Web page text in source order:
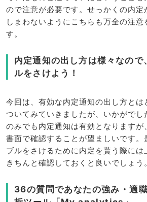
ので注意が必要です。せっかくの内定
しまわないようにこちらも万全の注意
す。
内定通知の出し方は様々なので
ルをさけよう！
今回は、有効な内定通知の出し方とは
ついてみていきましたが、いかがでし
のみでも内定通知は有効となりますが
書面で確認することが望ましいです。
ブルをさけるために内定を貰う際には
きちんと確認しておくと良いでしょう。
36の質問であなたの強み・適